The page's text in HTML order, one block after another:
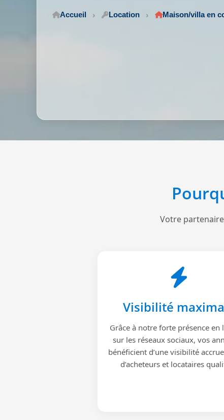
Accueil Location Maison/villa en
Votre
Visibilité
Grâce à notre forte présence en
sur les réseaux sociaux, vos
bénéficient d’une visibilité
d’acheteurs et locataires